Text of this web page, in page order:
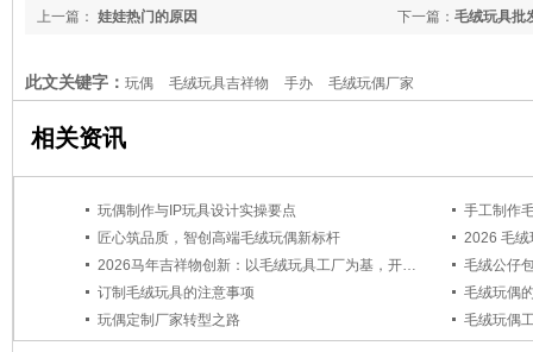
下一篇： 毛绒玩具批
上一篇： 娃娃热门的原因
此文关键字： 玩偶 毛绒玩具吉祥物 手办 毛绒玩偶厂家
相关资讯
玩偶制作与IP玩具设计实操要点
手工制作
匠心筑品质，智创高端毛绒玩偶新标杆
毛绒公仔
订制毛绒玩具的注意事项
毛绒玩偶
玩偶定制厂家转型之路
毛绒玩偶